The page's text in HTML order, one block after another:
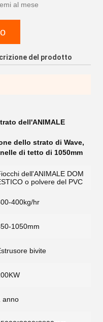
al mese
del prodotto
dell'ANIMALE
dello strato di Wave,
di tetto di 1050mm
dell'ANIMALE DOM
o polvere del PVC
400kg/hr
1050mm
bivite
anno